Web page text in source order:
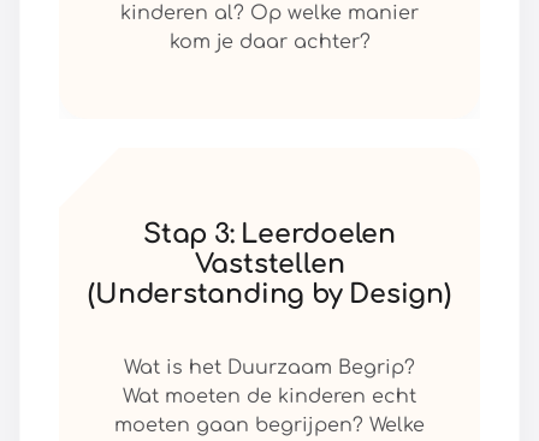
kinderen al? Op welke manier
kom je daar achter?
Stap 3: Leerdoelen
Vaststellen
(Understanding by Design)
Wat is het Duurzaam Begrip?
Wat moeten de kinderen echt
moeten gaan begrijpen? Welke